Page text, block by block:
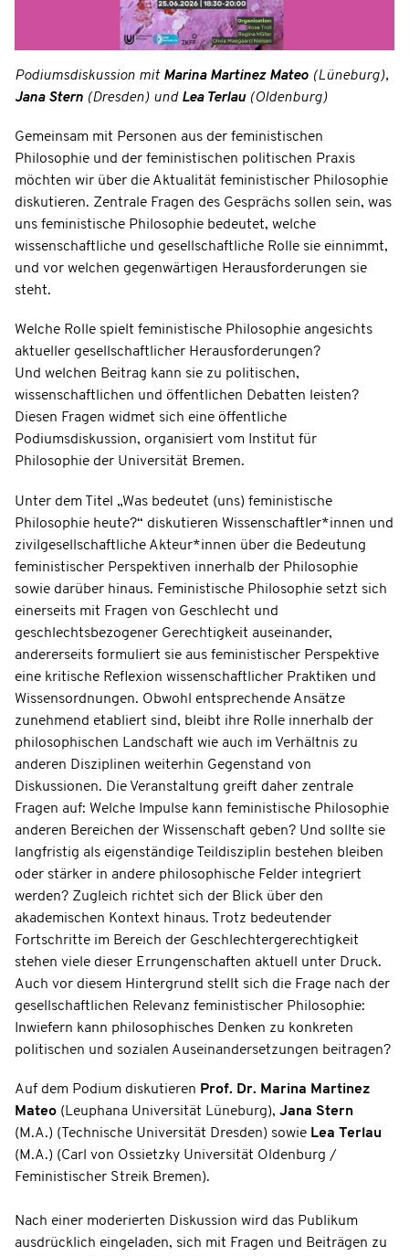
Podiumsdiskussion mit Marina Martinez Mateo (Lüneburg),
Jana Stern (Dresden) und Lea Terlau(Oldenburg)
Gemeinsam mit Personen aus der feministischen
Philosophie und der feministischen politischen Praxis
möchten wir über die Aktualität feministischer Philosophie
diskutieren. Zentrale Fragen des Gesprächs sollen sein, was
uns feministische Philosophie bedeutet, welche
wissenschaftliche und gesellschaftliche Rolle sie einnimmt,
und vor welchen gegenwärtigen Herausforderungen sie
steht.
Welche Rolle spielt feministische Philosophie angesichts
aktueller gesellschaftlicher Herausforderungen?
Und welchen Beitrag kann sie zu politischen,
wissenschaftlichen und öffentlichen Debatten leisten?
Diesen Fragen widmet sich eine öffentliche
Podiumsdiskussion, organisiert vom Institut für
Philosophie der Universität Bremen.
Unter dem Titel „Was bedeutet (uns) feministische
Philosophie heute?“ diskutieren Wissenschaftler*innen und
zivilgesellschaftliche Akteur*innen über die Bedeutung
feministischer Perspektiven innerhalb der Philosophie
sowie darüber hinaus. Feministische Philosophie setzt sich
einerseits mit Fragen von Geschlecht und
geschlechtsbezogener Gerechtigkeit auseinander,
andererseits formuliert sie aus feministischer Perspektive
eine kritische Reflexion wissenschaftlicher Praktiken und
Wissensordnungen. Obwohl entsprechende Ansätze
zunehmend etabliert sind, bleibt ihre Rolle innerhalb der
philosophischen Landschaft wie auch im Verhältnis zu
anderen Disziplinen weiterhin Gegenstand von
Diskussionen. Die Veranstaltung greift daher zentrale
Fragen auf: Welche Impulse kann feministische Philosophie
anderen Bereichen der Wissenschaft geben? Und sollte sie
langfristig als eigenständige Teildisziplin bestehen bleiben
oder stärker in andere philosophische Felder integriert
werden? Zugleich richtet sich der Blick über den
akademischen Kontext hinaus. Trotz bedeutender
Fortschritte im Bereich der Geschlechtergerechtigkeit
stehen viele dieser Errungenschaften aktuell unter Druck.
Auch vor diesem Hintergrund stellt sich die Frage nach der
gesellschaftlichen Relevanz feministischer Philosophie:
Inwiefern kann philosophisches Denken zu konkreten
politischen und sozialen Auseinandersetzungen beitragen?
Auf dem Podium diskutieren Prof. Dr. Marina Martinez
Mateo (Leuphana Universität Lüneburg), Jana Stern
(M.A.) (Technische Universität Dresden) sowie Lea Terlau
(M.A.) (Carl von Ossietzky Universität Oldenburg /
Feministischer Streik Bremen).
Nach einer moderierten Diskussion wird das Publikum
ausdrücklich eingeladen, sich mit Fragen und Beiträgen zu